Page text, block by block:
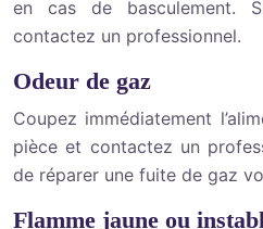
en cas de basculement.
contactez un professionnel.
Odeur de gaz
Coupez immédiatement
pièce et contactez un
de réparer une fuite de gaz
Flamme jaune ou